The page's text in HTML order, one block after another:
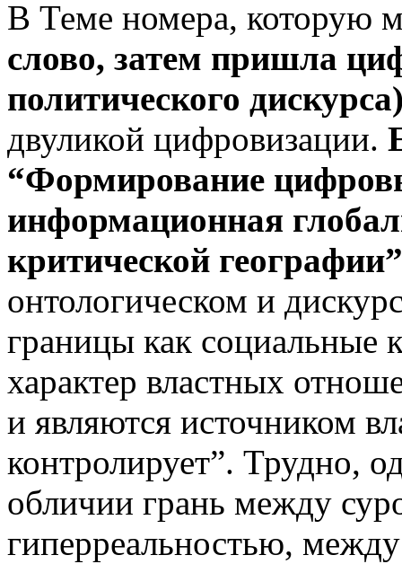
В Теме номера, которую
слово, затем пришла
политического
двуликой цифровизации.
“Формирование
информационная
критической
онтологическом и
границы как социальные
характер властных
и являются источником
контролирует”. Трудно,
обличии грань между
гиперреальностью,